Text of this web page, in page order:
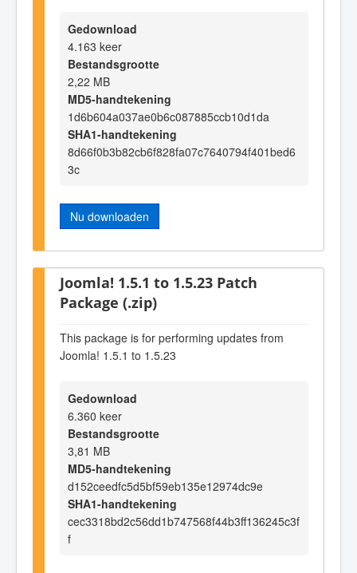
Gedownload
4.163 keer
Bestandsgrootte
2,22 MB
MD5-handtekening
1d6b604a037ae0b6c087885ccb10d1da
SHA1-handtekening
8d66f0b3b82cb6f828fa07c7640794f401bed6
3c
Nu downloaden
Joomla! 1.5.1 to 1.5.23 Patch
Package (.zip)
This package is for performing updates from
Joomla! 1.5.1 to 1.5.23
Gedownload
6.360 keer
Bestandsgrootte
3,81 MB
MD5-handtekening
d152ceedfc5d5bf59eb135e12974dc9e
SHA1-handtekening
cec3318bd2c56dd1b747568f44b3ff136245c3f
f